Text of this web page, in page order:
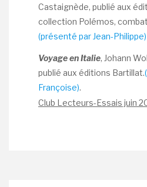
Castaignède, publié aux
collection Polémos,
(présenté par Jean-Philippe)
Voyage en Italie, Johann
publié aux éditions Bartillat.
Françoise).
Club Lecteurs-Essais juin